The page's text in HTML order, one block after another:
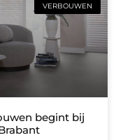
VERBOUWEN
begint bij